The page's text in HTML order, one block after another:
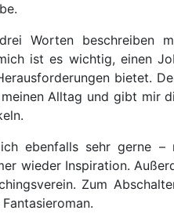
Worten beschreiben
ist es wichtig, einen
bietet.
Alltag und gibt mir
ebenfalls sehr gerne
wieder Inspiration.
Zum